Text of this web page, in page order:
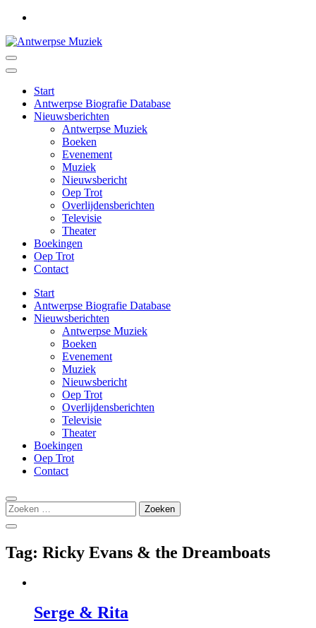
inhoud
(druk
op
Start
Antwerpse Biografie Database
Nieuwsberichten
Antwerpse Muziek
Boeken
Evenement
Muziek
Nieuwsbericht
Oep Trot
Overlijdensberichten
Televisie
Theater
Boekingen
Oep Trot
Contact
Start
Antwerpse Biografie Database
Nieuwsberichten
Antwerpse Muziek
Boeken
Evenement
Muziek
Nieuwsbericht
Oep Trot
Overlijdensberichten
Televisie
Theater
Boekingen
Oep Trot
Contact
Zoeken
naar:
Tag: Ricky Evans & the Dreamboats
Serge & Rita